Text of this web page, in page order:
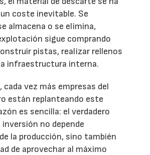
coste inevitable. Se
almacena o se elimina,
sigue comprando
pistas, realizar rellenos
infraestructura interna.
cada vez más empresas del
están replanteando este
es sencilla: el verdadero
no depende
la producción, sino también
de aprovechar al máximo